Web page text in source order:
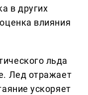
в других
влияния
льда
Лед отражает
ускоряет